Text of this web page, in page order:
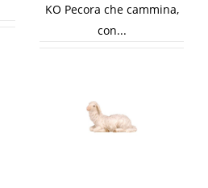
KO Pecora che cammina,
con...